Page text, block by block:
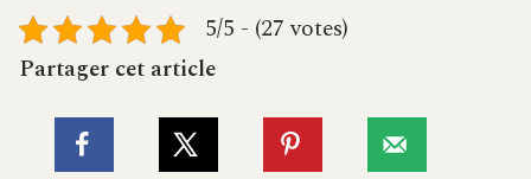
5/5 - (27 votes)
Partager cet article